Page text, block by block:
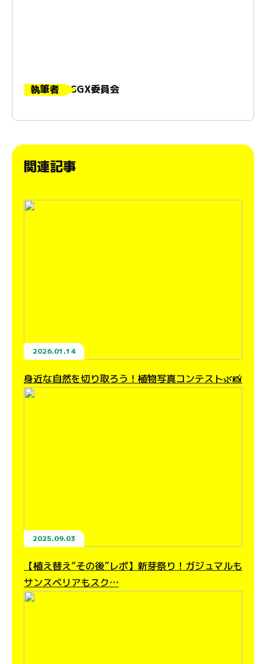
執筆者 6SGX委員会
関連記事
2026.01.14
身近な自然を切り取ろう！植物写真コンテスト🌿📸
2025.09.03
【植え替え“その後”レポ】新芽祭り！ガジュマルも
サンスベリアもスク…